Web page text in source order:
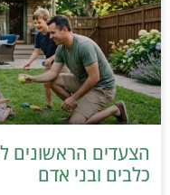
הצעדים הראשונים
כלבים ובני אדם